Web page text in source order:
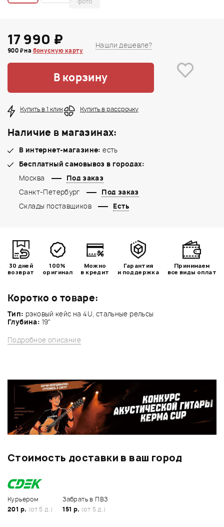
Коротко о товаре:
Тип: рэковый кейс на 4U, стальные рельсы
Глубина: 19"
Подробное описание
17 990 ₽
900 ₽ на бонусную карту
Нашли дешевле?
В корзину
Купить в 1 клик Купить в рассрочку
Наличие в магазинах:
В интернет-магазине: есть
Бесплатный самовывоз в городах:
Москва
Под заказ
Санкт-Петербург
Под заказ
Склады поставщиков
Есть
30 дней
возврат
100%
оригинал
Можно
в кредит
Гарантия
и поддержка
Принимаем
все виды оплат
Стоимость доставки в ваш город
Курьером
201 р. (от 5 д.)
Забрать в ПВЗ
151 р. (от 5 д.)